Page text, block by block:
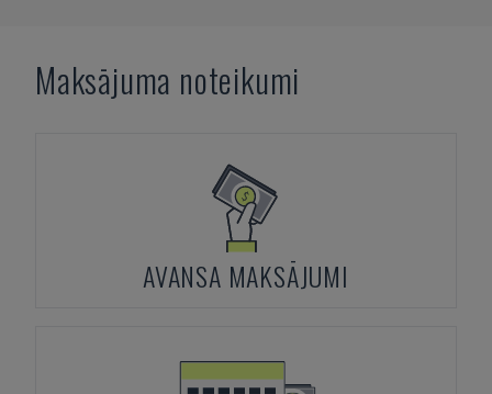
Maksājuma noteikumi
AVANSA MAKSĀJUMI